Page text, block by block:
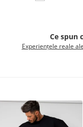
Ce spun
Experiențele reale